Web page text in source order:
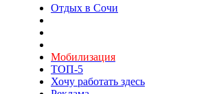
Отдых в Сочи
Мобилизация
ТОП-5
Хочу работать здесь